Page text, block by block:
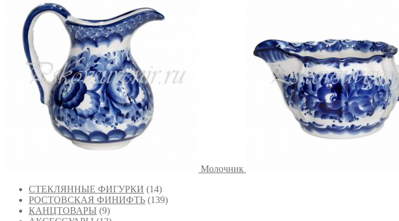
Молочник
СТЕКЛЯННЫЕ ФИГУРКИ (14)
РОСТОВСКАЯ ФИНИФТЬ (139)
КАНЦТОВАРЫ (9)